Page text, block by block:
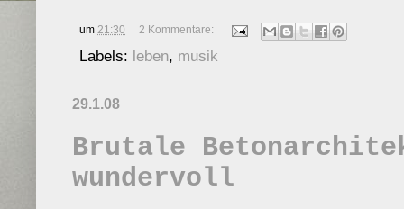
um 21:30 2 Kommentare:
Labels: leben, musik
29.1.08
Brutale
wundervoll